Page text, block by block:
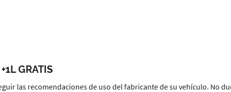
GRATIS
las recomendaciones de uso del fabricante de su vehículo. No